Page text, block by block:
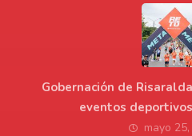
Gobernación de
eventos
mayo